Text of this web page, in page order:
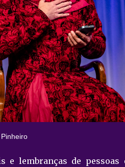
e lembranças de pessoas